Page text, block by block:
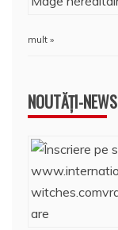
mult »
NOUTĂȚI-NEWS